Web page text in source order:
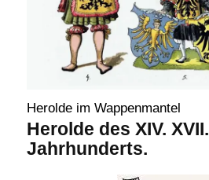
Herolde im Wappenmantel
Herolde des XIV. XVII.
Jahrhunderts.